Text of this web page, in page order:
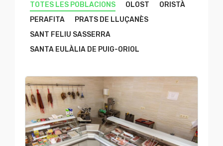
TOTES LES POBLACIONS OLOST
ORISTÀ
PERAFITA
PRATS DE LLUÇANÈS
SANT FELIU SASSERRA
SANTA EULÀLIA DE PUIG-ORIOL